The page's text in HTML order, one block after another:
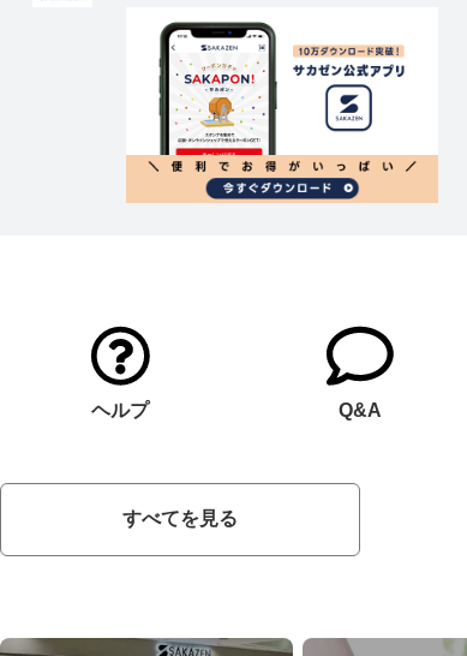
ヘルプ Q&A
すべてを見る